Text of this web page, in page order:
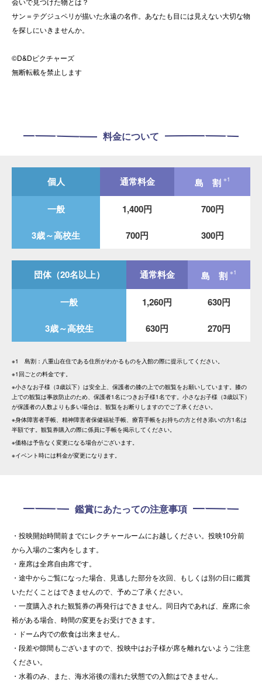
サン＝テグジュペリが描いた永遠の名作。あなたも目には見えない大切な物
を探しにいきませんか。
©D&Dピクチャーズ
無断転載を禁止します
料金について
個人 通常料金 島 割 ※1
一般 1,400円 700円
3歳～高校生 700円 300円
団体（20名以上） 通常料金 島 割 ※1
一般 1,260円 630円
3歳～高校生 630円 270円
※1 島割：八重山在住である住所がわかるものを入館の際に提示してください。
※1回ごとの料金です。
※小さなお子様（3歳以下）は安全上、保護者の膝の上での観覧をお願いしています。膝の
上での観覧は事故防止のため、保護者1名につきお子様1名です。小さなお子様（3歳以下）
が保護者の人数よりも多い場合は、観覧をお断りしますのでご了承ください。
※身体障害者手帳、精神障害者保健福祉手帳、療育手帳をお持ちの方と付き添いの方1名は
半額です。観覧券購入の際に係員に手帳を掲示してください。
※価格は予告なく変更になる場合がございます。
※イベント時には料金が変更になります。
鑑賞にあたっての注意事項
・投映開始時間前までにレクチャールームにお越しください。投映10分前
から入場のご案内をします。
・座席は全席自由席です。
・途中からご覧になった場合、見逃した部分を次回、もしくは別の日に鑑賞
いただくことはできませんので、予めご了承ください。
・一度購入された観覧券の再発行はできません。同日内であれば、座席に余
裕がある場合、時間の変更をお受けできます。
・ドーム内での飲食は出来ません。
・段差や隙間もございますので、投映中はお子様が席を離れないようご注意
ください。
・水着のみ、また、海水浴後の濡れた状態での入館はできません。